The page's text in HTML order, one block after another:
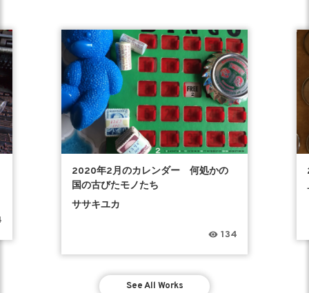
2020年2月のカレンダー 何処かの
国の古びたモノたち
ササキユカ
134
See All Works